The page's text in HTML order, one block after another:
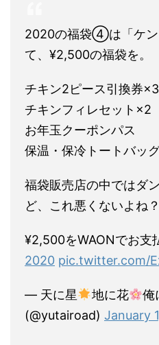
2020の福袋④は「ケン
て、¥2,500の福袋を。
チキン2ピース引換券×3
チキンフィレセット×2
お年玉クーポンパス
保温・保冷トートバッ
福袋販売店の中ではダ
ど、これ悪くないよね？
¥2,500をWAONでお支
2020 pic.twitter.com/
— 天に星 地に花
俺
(@yutairoad) January